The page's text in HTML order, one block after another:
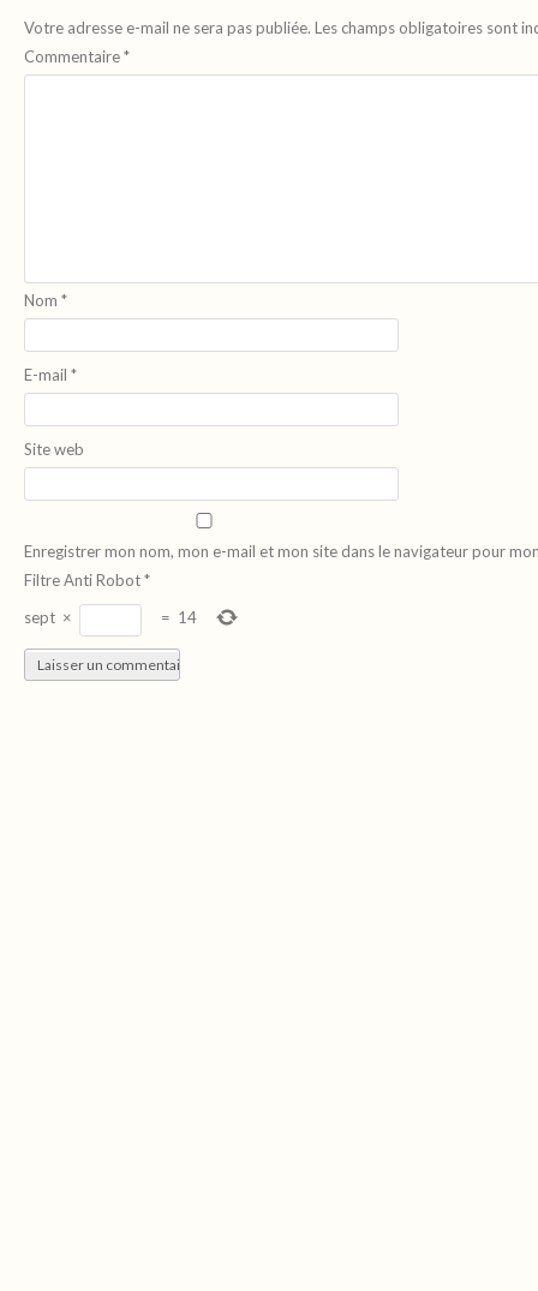
Votre adresse e-mail ne sera pas publiée. Les champs obligatoires sont
Commentaire*
Nom *
E-mail *
Site web
Enregistrer mon nom, mon e-mail et mon site dans le navigateur pour
Filtre Anti Robot*
sept × = 14